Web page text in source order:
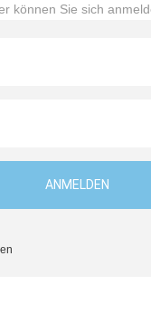
können Sie sich